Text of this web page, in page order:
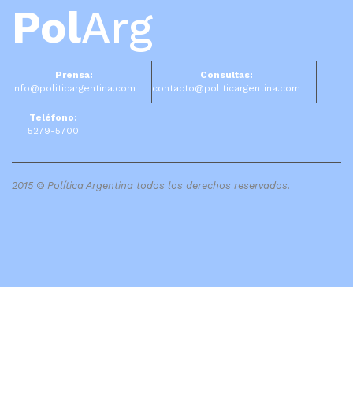
PolArg
Prensa:
info@politicargentina.com
Consultas:
contacto@politicargentina.com
Teléfono:
5279-5700
2015 © Política Argentina todos los derechos reservados.